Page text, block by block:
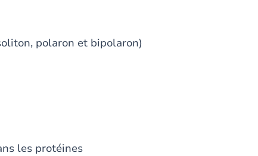
polaron et bipolaron)
les protéines